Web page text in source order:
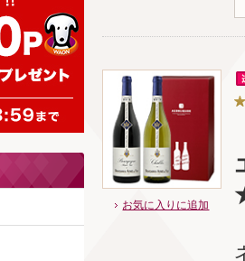
お気に入りに追加